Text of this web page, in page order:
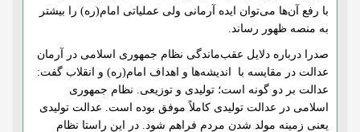
با رفع آن‌ها می‌توان ایده آرمانی ولی عملیاتی امام(ره) را بیشتر
به منصه ظهور رساند.
صدرا درباره دلایل عقب‌ماندگی نظام جمهوری اسلامی در آرمان
عدالت در مقایسه با اندیشه‌ها و اهداف امام(ره) و انقلاب گفت:
عدالت بر دو گونه است؛ تولیدی و توزیعی. نظام جمهوری
اسلامی در عدالت تولیدی کاملاً موفق بوده است. عدالت تولیدی
یعنی زمینه مولد شدن مردم فراهم شود. در این راستا نظام